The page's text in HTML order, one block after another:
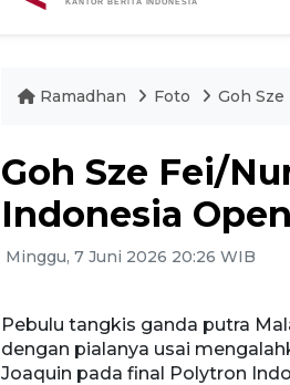
Ramadhan Foto Goh
Goh Sze Fei/
Indonesia
Minggu, 7 Juni 2026 20:26 WIB
Pebulu tangkis ganda putra
dengan pialanya usai
Joaquin pada final Polytron